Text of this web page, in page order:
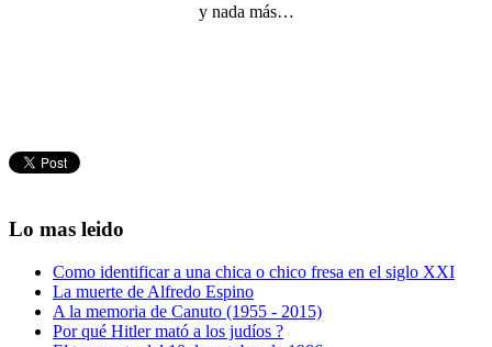
y nada más…
Lo mas leido
Como identificar a una chica o chico fresa en el siglo XXI
La muerte de Alfredo Espino
A la memoria de Canuto (1955 - 2015)
Por qué Hitler mató a los judíos ?